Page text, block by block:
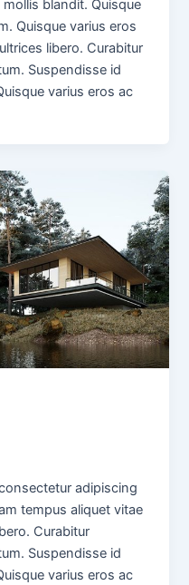
blandit. Quisque
Quisque varius eros
libero. Curabitur
Suspendisse id
varius eros ac
adipiscing
tempus aliquet vitae
Curabitur
Suspendisse id
varius eros ac